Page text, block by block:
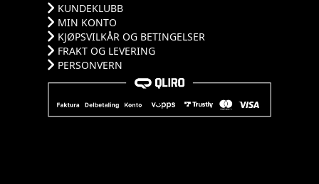
KUNDEKLUBB
MIN KONTO
KJØPSVILKÅR OG BETINGELSER
FRAKT OG LEVERING
PERSONVERN